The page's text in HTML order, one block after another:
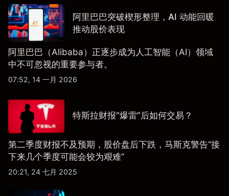
阿里巴巴突破楔形整理，AI 动能回暖
推动股价表现
阿里巴巴（Alibaba）正逐步成为人工智能（AI）领域
中不可忽视的重要参与者。
07:52, 14 一月 2026
特斯拉财报“爆雷”后如何交易？
第二季度财报不及预期，股价盘后下跌，马斯克警告“接
下来几个季度可能会较为艰难”
20:21, 24 七月 2025